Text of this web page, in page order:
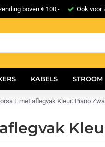
boven € 100,- Ook voor
KABELS STROOM
E met aflegvak Kleur: Piano